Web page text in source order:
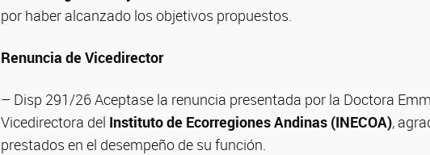
por haber alcanzado los objetivos propuestos.
Renuncia de Vicedirector
– Disp 291/26 Aceptase la renuncia presentada por la Doctora
Vicedirectora del Instituto de Ecorregiones Andinas (INECOA),
prestados en el desempeño de su función.